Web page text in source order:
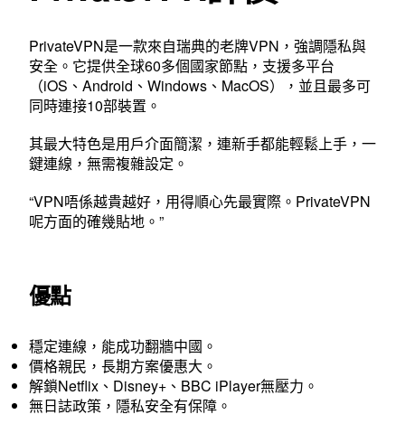
PrivateVPN是一款來自瑞典的老牌VPN，強調隱私與
安全。它提供全球60多個國家節點，支援多平台
（iOS、Android、Windows、MacOS），並且最多可
同時連接10部裝置。
其最大特色是用戶介面簡潔，連新手都能輕鬆上手，一
鍵連線，無需複雜設定。
“VPN唔係越貴越好，用得順心先最實際。PrivateVPN
呢方面的確幾貼地。”
優點
穩定連線，能成功翻牆中國。
價格親民，長期方案優惠大。
解鎖Netflix、Disney+、BBC iPlayer無壓力。
無日誌政策，隱私安全有保障。